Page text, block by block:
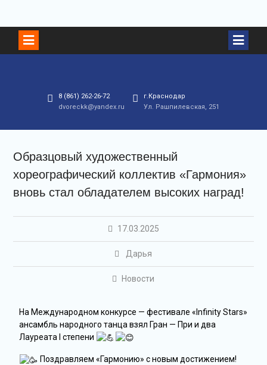
8 (861) 262-26-72
dvoreckk@yandex.ru
г.Краснодар
Ул. Рашпилевская, 251
Образцовый художественный
хореографический коллектив «Гармония»
вновь стал обладателем высоких наград!
17.03.2025
Дарья
Новости
На Международном конкурсе — фестивале «Infinity Stars»
ансамбль народного танца взял Гран — При и два
Лауреата I степени
Поздравляем «Гармонию» с новым достижением!